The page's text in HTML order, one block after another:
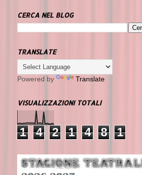
CERCA NEL BLOG
TRANSLATE
Powered by Translate
VISUALIZZAZIONI TOTALI
1 4 2 1 4 8 1